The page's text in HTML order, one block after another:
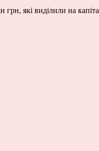
які виділили на